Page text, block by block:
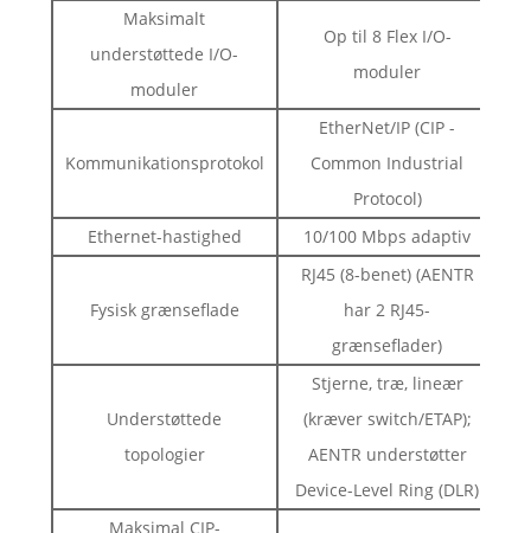
Maksimalt
understøttede I/O-
moduler
Op til 8 Flex I/O-
moduler
Kommunikationsprotokol
EtherNet/IP (CIP -
Common Industrial
Protocol)
Ethernet-hastighed
10/100 Mbps adaptiv
Fysisk grænseflade
RJ45 (8-benet) (AENTR
har 2 RJ45-
grænseflader)
Understøttede
topologier
Stjerne, træ, lineær
(kræver switch/ETAP);
AENTR understøtter
Device-Level Ring (DLR)
Maksimal CIP-